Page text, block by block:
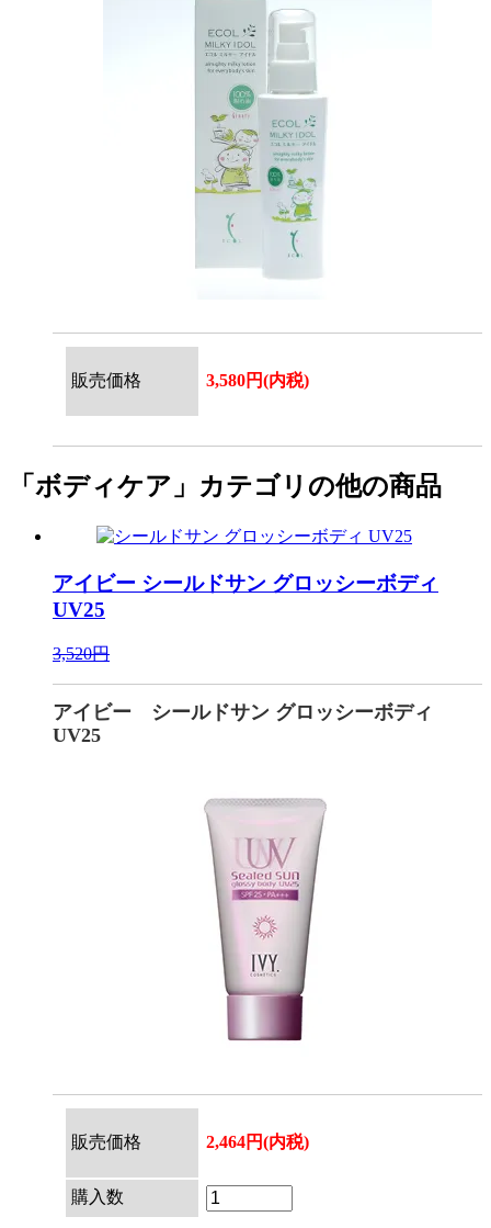
販売価格 3,580円(内税)
「ボディケア」カテゴリの他の商品
アイビー シールドサン グロッシーボディ
UV25
3,520円
アイビー シールドサン グロッシーボディ
UV25
販売価格 2,464円(内税)
購入数